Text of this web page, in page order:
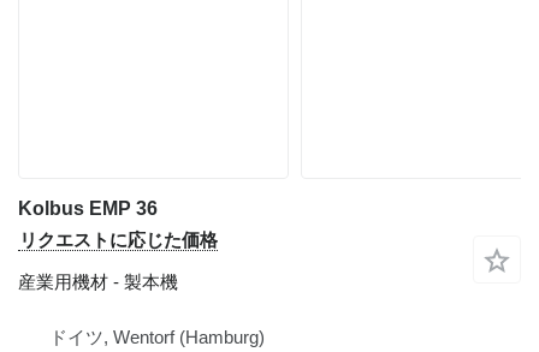
Kolbus EMP 36
リクエストに応じた価格
産業用機材 - 製本機
ドイツ, Wentorf (Hamburg)